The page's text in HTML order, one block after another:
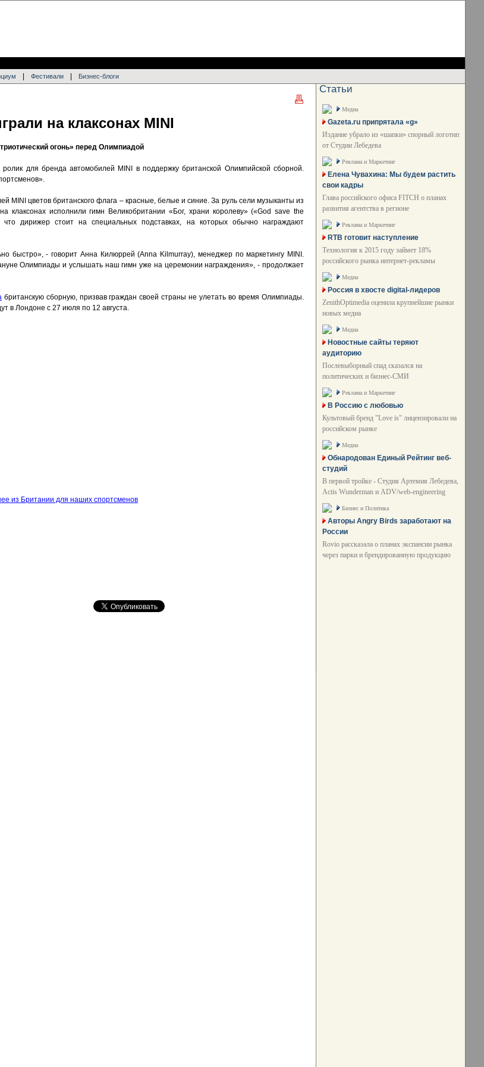
Фестивали Бизнес-блоги
на клаксонах MINI
огонь» перед Олимпиадой
для бренда автомобилей MINI в поддержку британской Олимпийской сборной.
MINI цветов британского флага – красные, белые и синие. За руль сели музыканты из
клаксонах исполнили гимн Великобритании «Бог, храни королеву» («God save the
дирижер стоит на специальных подставках, на которых обычно награждают
быстро», - говорит Анна Килюррей (Anna Kilmurray), менеджер по маркетингу MINI.
Олимпиады и услышать наш гимн уже на церемонии награждения», - продолжает
британскую сборную, призвав граждан своей страны не улетать во время Олимпиады.
в Лондоне с 27 июля по 12 августа.
из Британии для наших спортсменов
Статьи
Медиа
Gazeta.ru припрятала «g»
Издание убрало из «шапки» спорный логотип
от Студии Лебедева
Реклама и Маркетинг
Елена Чувахина: Мы будем растить
свои кадры
Глава российского офиса FITCH о планах
развития агентства в регионе
Реклама и Маркетинг
RTB готовит наступление
Технология к 2015 году займет 18%
российского рынка интернет-рекламы
Медиа
Россия в хвосте digital-лидеров
ZenithOptimedia оценила крупнейшие рынки
новых медиа
Медиа
Новостные сайты теряют
аудиторию
Послевыборный спад сказался на
политических и бизнес-СМИ
Реклама и Маркетинг
В Россию с любовью
Культовый бренд "Love is" лицензировали на
российском рынке
Медиа
Обнародован Единый Рейтинг веб-
студий
В первой тройке - Студия Артемия Лебедева,
Actis Wunderman и ADV/web-engineering
Бизнес и Политика
Авторы Angry Birds заработают на
России
Rovio рассказала о планах экспансии рынка
через парки и брендированную продукцию